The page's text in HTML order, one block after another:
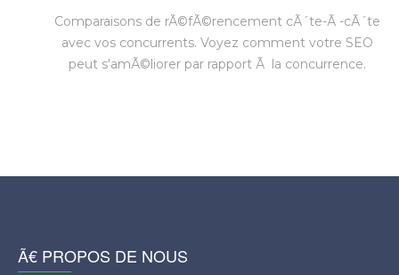
Comparaisons de rÃ©fÃ©rencement cÃ´te-Ã -cÃ´te
avec vos concurrents. Voyez comment votre SEO
peut s'amÃ©liorer par rapport Ã la concurrence.
Ã€ PROPOS DE NOUS